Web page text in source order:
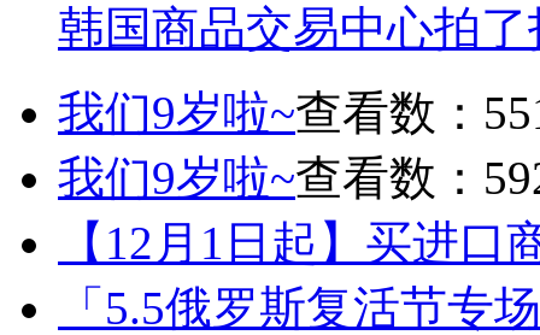
韩国商品交易中心拍
我们9岁啦~查看数：
我们9岁啦~查看数：
【12月1日起】买进口
「5.5俄罗斯复活节专